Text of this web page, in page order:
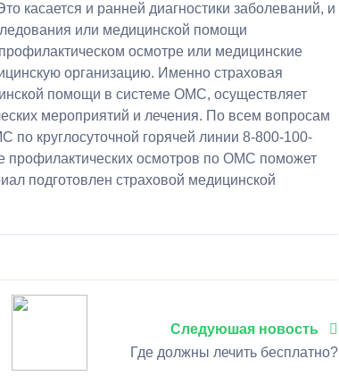
касается и ранней диагностики заболеваний, и
или медицинской помощи
осмотре или медицинские
организацию. Именно страховая
помощи в системе ОМС, осуществляет
мероприятий и лечения. По всем вопросам
круглосуточной горячей линии 8-800-100-
профилактических осмотров по ОМС поможет
подготовлен страховой медицинской
Следуюшая новость
Где должны лечить бесплатно?